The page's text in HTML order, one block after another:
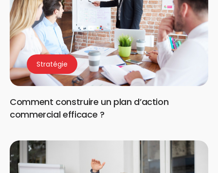
Comment construire un plan d’action
commercial efficace ?
Stratégie